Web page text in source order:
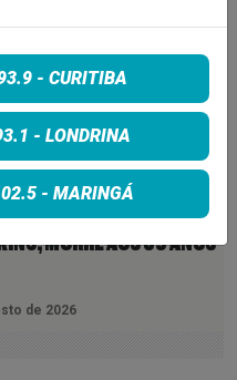
QUE ANTECIPA
COM OS CHROME
de 2026
EMPRESÁRIO DO
BIZKIT E SMASHING
MORRE AOS 69 ANOS
de 2026
- CURITIBA
- LONDRINA
- MARINGÁ